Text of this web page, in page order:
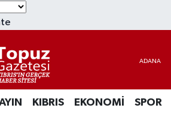
KIBRIS EKONOMİ SPOR
Eczaneler
Haritası